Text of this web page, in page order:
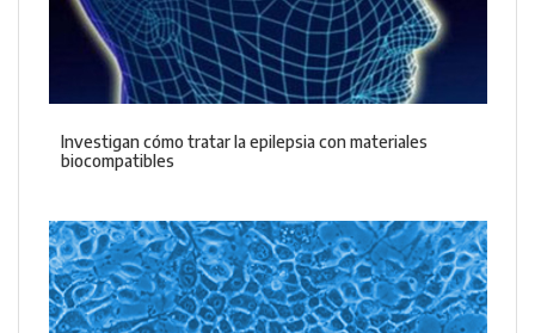
Investigan cómo tratar la epilepsia con materiales
biocompatibles